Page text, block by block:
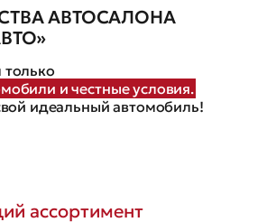
АВТОСАЛОНА
и честные условия.
идеальный автомобиль!
ассортимент